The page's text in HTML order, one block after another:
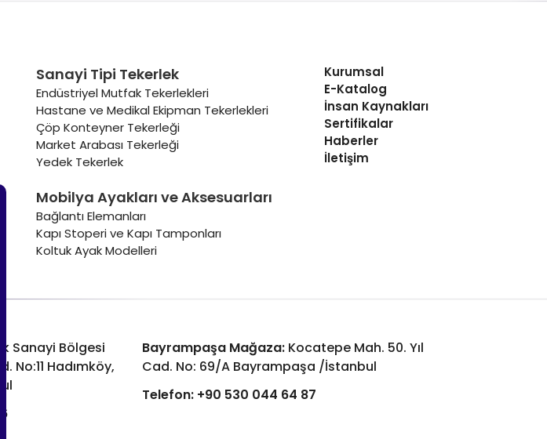
Sanayi Tipi Tekerlek
Endüstriyel Mutfak Tekerlekleri
Hastane ve Medikal Ekipman Tekerlekleri
Çöp Konteyner Tekerleği
Market Arabası Tekerleği
Yedek Tekerlek
Mobilya Ayakları ve Aksesuarları
Bağlantı Elemanları
Kapı Stoperi ve Kapı Tamponları
Koltuk Ayak Modelleri
Kurumsal
E-Katalog
İnsan Kaynakları
Sertifikalar
Haberler
İletişim
Sanayi Bölgesi
No:11 Hadımköy,
Bayrampaşa Mağaza:Kocatepe Mah. 50. Yıl
Cad. No: 69/A Bayrampaşa /İstanbul
Telefon:+90 530 044 64 87